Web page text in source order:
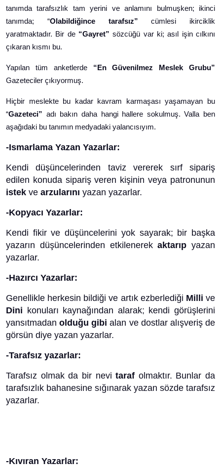
tanımdatarafsızlık tam yerini ve anlamını bulmuşken; ikinci
tanımda; “Olabildiğince tarafsız”cümlesi ikirciklik
yaratmaktadır. Bir de “Gayret” sözcüğü var ki; asıl işin cılkını
çıkaran kısmı bu.
Yapılan tüm anketlerde “En Güvenilmez Meslek Grubu”
Gazeteciler çıkıyormuş.
Hiçbir meslekte bu kadar kavram karmaşası yaşamayan bu
“Gazeteci” adı bakın daha hangi hallere sokulmuş. Valla ben
aşağıdaki bu tanımın medyadaki yalancısıyım.
-Ismarlama Yazan Yazarlar:
Kendi düşüncelerinden taviz vererek sırf sipariş
edilen konuda sipariş veren kişinin veya patronunun
istek ve arzularını yazan yazarlar.
-Kopyacı Yazarlar:
Kendi fikir ve düşüncelerini yok sayarak; bir başka
yazarın düşüncelerinden etkilenerekaktarıp yazan
yazarlar.
-Hazırcı Yazarlar:
Genellikle herkesin bildiği ve artık ezberlediği Milli ve
Dini konuları kaynağından alarak; kendi görüşlerini
yansıtmadanolduğu gibi alan ve dostlar alışveriş de
görsün diye yazan yazarlar.
-Tarafsız yazarlar:
Tarafsız olmak da bir nevitaraf olmaktır. Bunlar da
tarafsızlık bahanesine sığınarak yazan sözde tarafsız
yazarlar.
-Kıvıran Yazarlar: